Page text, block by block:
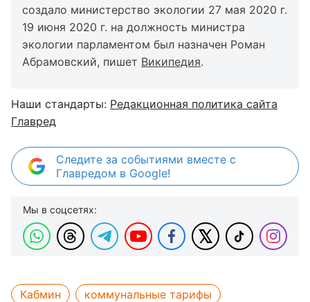
создало министерство экологии 27 мая 2020 г.
19 июня 2020 г. на должность министра
экологии парламентом был назначен Роман
Абрамовский, пишет Википедия.
Наши стандарты: Редакционная политика сайта
Главред
Следите за событиями вместе с
Главредом в Google!
Мы в соцсетях:
Кабмин
коммунальные тарифы